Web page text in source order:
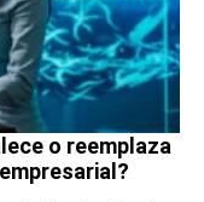
o reemplaza